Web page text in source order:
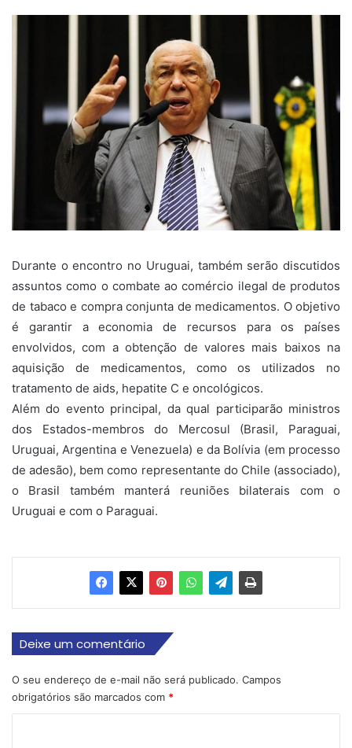
Durante o encontro no Uruguai, também serão discutidos
assuntos como o combate ao comércio ilegal de produtos
de tabaco e compra conjunta de medicamentos. O objetivo
é garantir a economia de recursos para os países
envolvidos, com a obtenção de valores mais baixos na
aquisição de medicamentos, como os utilizados no
tratamento de aids, hepatite C e oncológicos.
Além do evento principal, da qual participarão ministros
dos Estados-membros do Mercosul (Brasil, Paraguai,
Uruguai, Argentina e Venezuela) e da Bolívia (em processo
de adesão), bem como representante do Chile (associado),
o Brasil também manterá reuniões bilaterais com o
Uruguai e com o Paraguai.
Deixe um comentário
O seu endereço de e-mail não será publicado. Campos
obrigatórios são marcados com *